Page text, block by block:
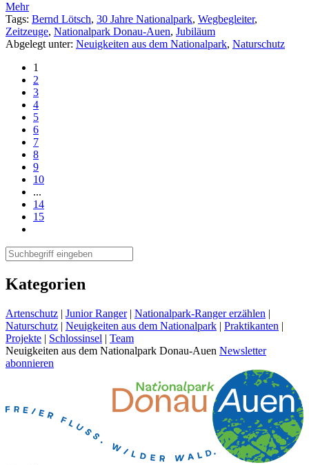
Mehr
Tags: Bernd Lötsch, 30 Jahre Nationalpark, Wegbegleiter,
Zeitzeuge, Nationalpark Donau-Auen, Jubiläum
Abgelegt unter: Neuigkeiten aus dem Nationalpark, Naturschutz
1
2
3
4
5
6
7
8
9
10
...
14
15
Kategorien
Artenschutz | Junior Ranger | Nationalpark-Ranger erzählen |
Naturschutz | Neuigkeiten aus dem Nationalpark | Praktikanten |
Projekte | Schlossinsel | Team
Neuigkeiten aus dem Nationalpark Donau-Auen Newsletter
abonnieren